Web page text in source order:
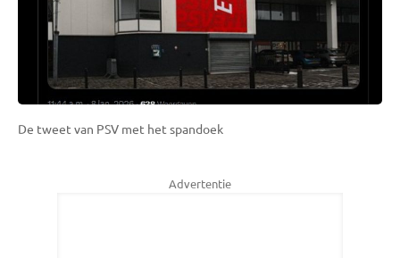
De tweet van PSV met het spandoek
Advertentie